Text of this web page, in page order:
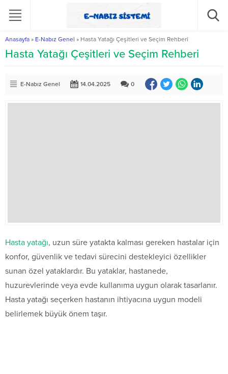
Anasayfa » E-Nabız Genel » Hasta Yatağı Çeşitleri ve Seçim Rehberi
Hasta Yatağı Çeşitleri ve Seçim Rehberi
E-Nabız Genel 14.04.2025 0
Hasta yatağı, uzun süre yatakta kalması gereken hastalar için
konfor, güvenlik ve tedavi sürecini destekleyici özellikler
sunan özel yataklardır. Bu yataklar, hastanede,
huzurevlerinde veya evde kullanıma uygun olarak tasarlanır.
Hasta yatağı seçerken hastanın ihtiyacına uygun modeli
belirlemek büyük önem taşır.